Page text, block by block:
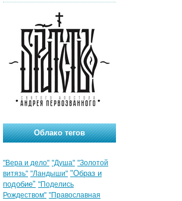
Облако тегов
"Вера и дело" "Душа" "Золотой
витязь" "Ландыши" "Образ и
подобие" "Поделись
Рождеством" "Православная